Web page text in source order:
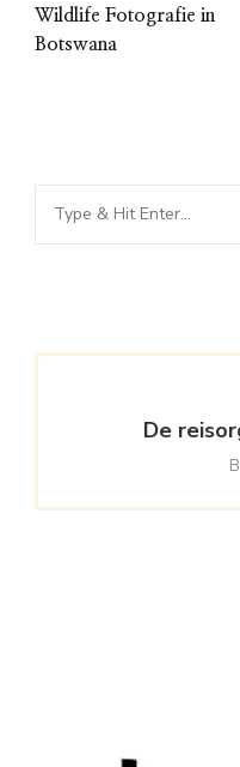
Wildlife Fotografie in
Botswana
Looking
for
De